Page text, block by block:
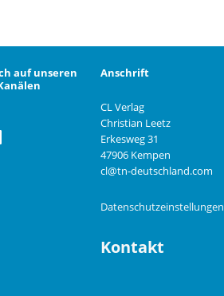
auf unseren
Anschrift
CL Verlag
Christian Leetz
Erkesweg 31
47906 Kempen
cl@tn-deutschland.com
Datenschutzeinstellungen
Kontakt